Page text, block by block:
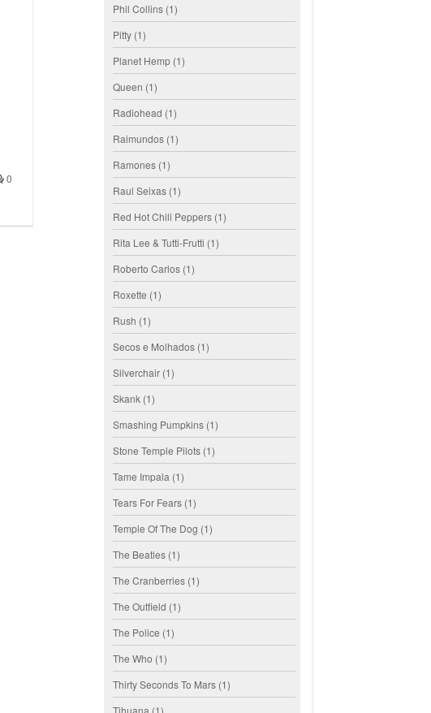
0
Phil Collins (1)
Pitty (1)
Planet Hemp (1)
Queen (1)
Radiohead (1)
Raimundos (1)
Ramones (1)
Raul Seixas (1)
Red Hot Chili Peppers (1)
Rita Lee & Tutti-Frutti (1)
Roberto Carlos (1)
Roxette (1)
Rush (1)
Secos e Molhados (1)
Silverchair (1)
Skank (1)
Smashing Pumpkins (1)
Stone Temple Pilots (1)
Tame Impala (1)
Tears For Fears (1)
Temple Of The Dog (1)
The Beatles (1)
The Cranberries (1)
The Outfield (1)
The Police (1)
The Who (1)
Thirty Seconds To Mars (1)
Tihuana (1)